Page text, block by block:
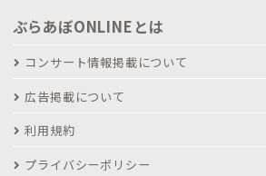
ぶらあぼONLINEとは
コンサート情報掲載について
広告掲載について
利用規約
プライバシーポリシー